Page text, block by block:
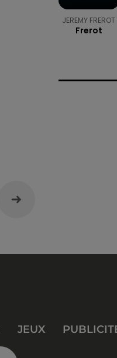
JEREMY FREROT
Frerot
JEUX